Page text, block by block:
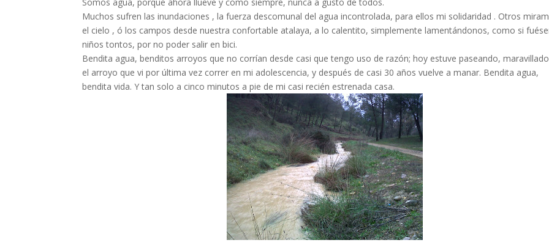
Muchos sufren las inundaciones , la fuerza descomunal del agua incontrolada, para ellos mi solidaridad . Otros
el cielo , ó los campos desde nuestra confortable atalaya, a lo calentito, simplemente lamentándonos, como si
niños tontos, por no poder salir en bici.
Bendita agua, benditos arroyos que no corrían desde casi que tengo uso de razón; hoy estuve paseando,
el arroyo que vi por última vez correr en mi adolescencia, y después de casi 30 años vuelve a manar. Bendita agua,
bendita vida. Y tan solo a cinco minutos a pie de mi casi recién estrenada casa.